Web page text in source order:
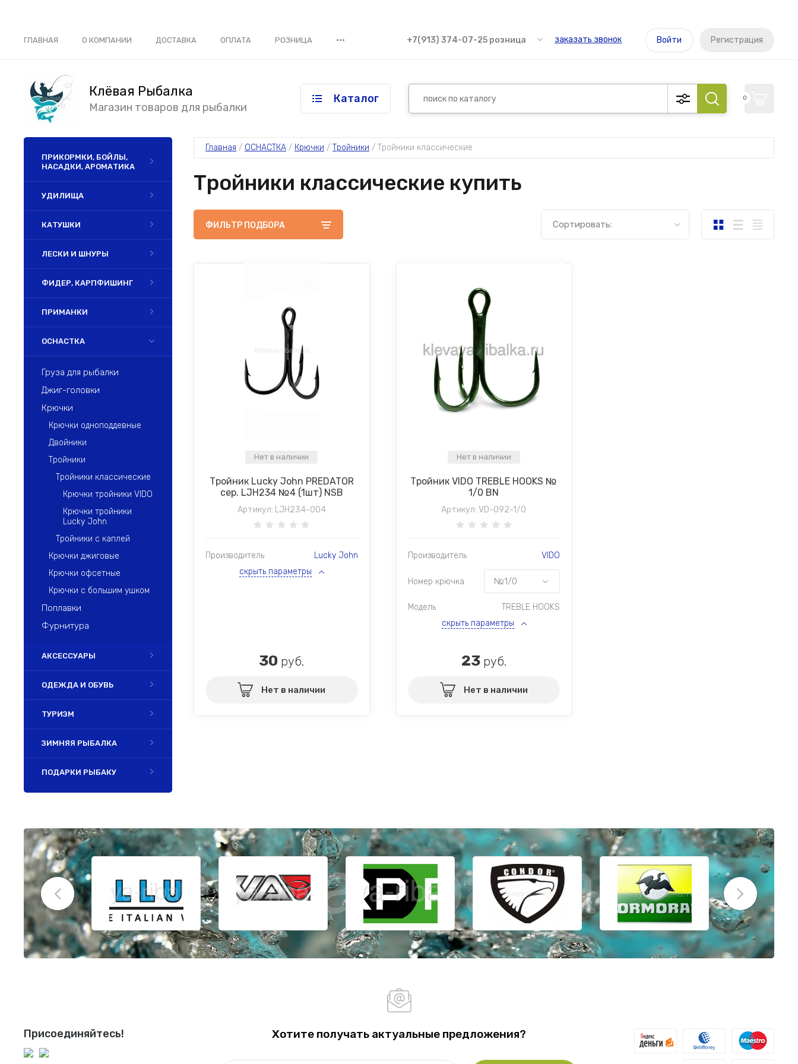
ГЛАВНАЯ О КОМПАНИИ ДОСТАВКА ОПЛАТА РОЗНИЦА ••• +7(913) 374-07-25 розница заказать звонок Войти Регистрация
Клёвая Рыбалка
Магазин товаров для рыбалки
Каталог 0
ПРИКОРМКИ, БОЙЛЫ,
НАСАДКИ, АРОМАТИКА
УДИЛИЩА
КАТУШКИ
ЛЕСКИ И ШНУРЫ
ФИДЕР, КАРПФИШИНГ
ПРИМАНКИ
ОСНАСТКА
Груза для рыбалки
Джиг-головки
Крючки
Крючки одноподдевные
Двойники
Тройники
Тройники классические
Крючки тройники VIDO
Крючки тройники
Lucky John
Тройники с каплей
Крючки джиговые
Крючки офсетные
Крючки с большим ушком
Поплавки
Фурнитура
АКСЕССУАРЫ
ОДЕЖДА И ОБУВЬ
ТУРИЗМ
ЗИМНЯЯ РЫБАЛКА
ПОДАРКИ РЫБАКУ
Главная / ОСНАСТКА / Крючки / Тройники / Тройники классические
Тройники классические купить
ФИЛЬТР ПОДБОРА Сортировать:
Нет в наличии
Тройник Lucky John PREDATOR
сер. LJH234 №4 (1шт) NSB
Артикул: LJH234-004
Производитель
Lucky John
скрыть параметры
30 руб.
Нет в наличии
Нет в наличии
Тройник VIDO TREBLE HOOKS №
1/0 BN
Артикул: VD-092-1/0
Производитель VIDO
Номер крючка
Модель
TREBLE HOOKS
скрыть параметры
23руб.
Нет в наличии
Присоединяйтесь! Хотите получать актуальные предложения?